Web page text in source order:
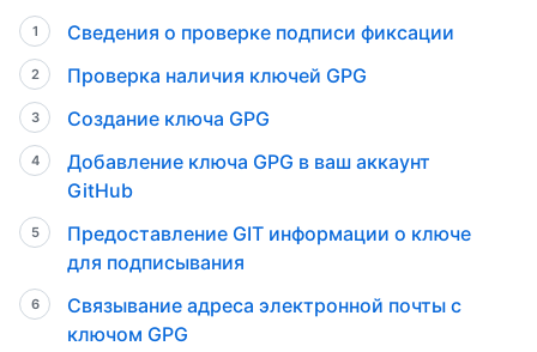
Сведения о проверке подписи фиксации
Проверка наличия ключей GPG
Создание ключа GPG
Добавление ключа GPG в ваш аккаунт
GitHub
Предоставление GIT информации о ключе
для подписывания
Связывание адреса электронной почты с
ключом GPG